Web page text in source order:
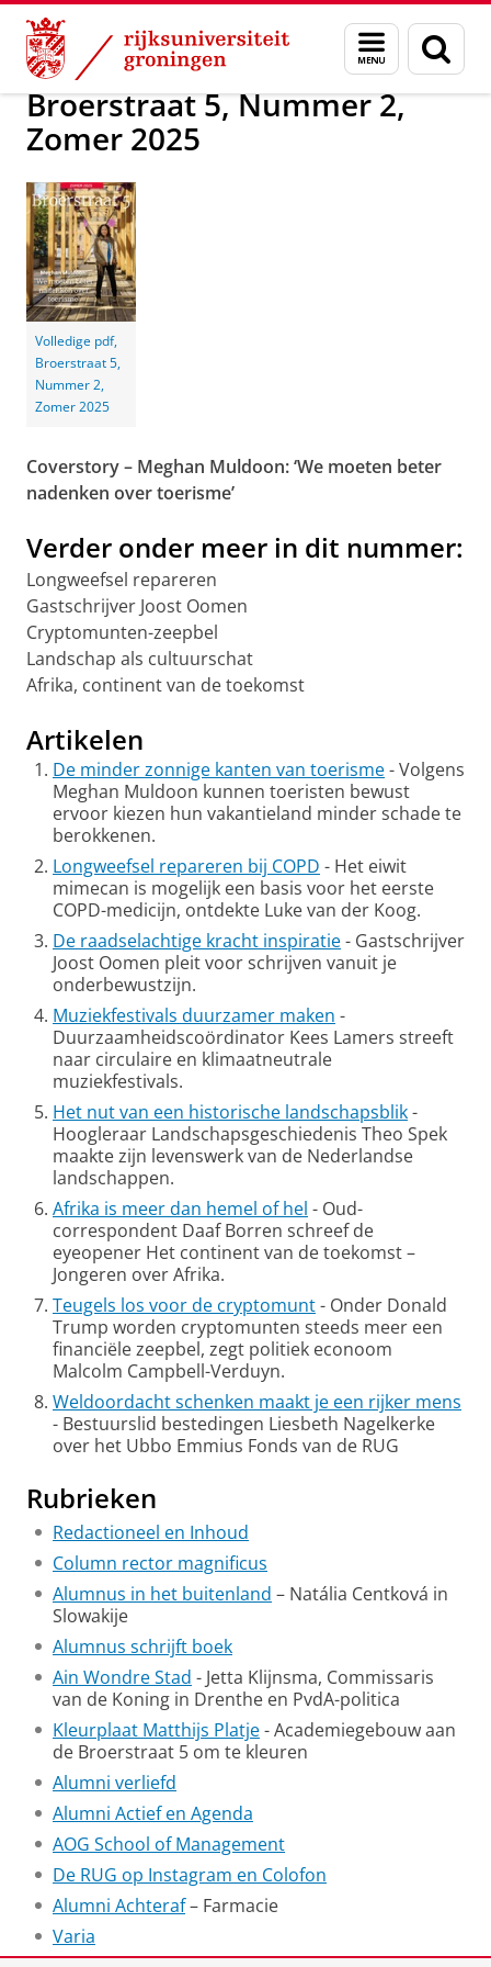
Skip
Content
Skip
Navigation
Menu
en
zoeken
Alumni Magazine Broerstraat 5 Broerstraat 5
Broerstraat 5, Nummer 2,
Zomer 2025
Volledige pdf,
Broerstraat 5,
Nummer 2,
Zomer 2025
Coverstory – Meghan Muldoon: ‘We moeten beter
nadenken over toerisme’
Verder onder meer in dit nummer:
Longweefsel repareren
Gastschrijver Joost Oomen
Cryptomunten-zeepbel
Landschap als cultuurschat
Afrika, continent van de toekomst
Artikelen
De minder zonnige kanten van toerisme- Volgens
Meghan Muldoon kunnen toeristen bewust
ervoor kiezen hun vakantieland minder schade te
berokkenen.
Longweefsel repareren bij COPD - Het eiwit
mimecan is mogelijk een basis voor het eerste
COPD-medicijn, ontdekte Luke van der Koog.
De raadselachtige kracht inspiratie- Gastschrijver
Joost Oomen pleit voor schrijven vanuit je
onderbewustzijn.
Muziekfestivals duurzamer maken -
Duurzaamheidscoördinator Kees Lamers streeft
naar circulaire en klimaatneutrale
muziekfestivals.
Het nut van een historische landschapsblik-
Hoogleraar Landschapsgeschiedenis Theo Spek
maakte zijn levenswerk van de Nederlandse
landschappen.
Afrika is meer dan hemel of hel - Oud-
correspondent Daaf Borren schreef de
eyeopener Het continent van de toekomst –
Jongeren over Afrika.
Teugels los voor de cryptomunt- Onder Donald
Trump worden cryptomunten steeds meer een
financiële zeepbel, zegt politiek econoom
Malcolm Campbell-Verduyn.
Weldoordacht schenken maakt je een rijker mens
- Bestuurslid bestedingen Liesbeth Nagelkerke
over het Ubbo Emmius Fonds van de RUG
Rubrieken
Redactioneel en Inhoud
Column rector magnificus
Alumnus in het buitenland – Natália Centková in
Slowakije
Alumnus schrijft boek
Ain Wondre Stad - Jetta Klijnsma, Commissaris
van de Koning in Drenthe en PvdA-politica
Kleurplaat Matthijs Platje- Academiegebouw aan
de Broerstraat 5 om te kleuren
Alumni verliefd
Alumni Actief en Agenda
AOG School of Management
De RUG op Instagram en Colofon
Alumni Achteraf– Farmacie
Varia